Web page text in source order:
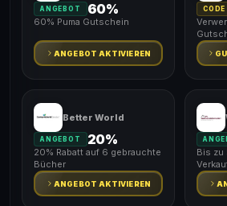
ANGEBOT 60%
60% Puma Gutschein
ANGEBOT AKTIVIEREN
CODE
Better World
ANGEBOT 20%
20% Rabatt auf 6 gebrauchte
Bücher
ANGEBOT AKTIVIEREN
Bis zu